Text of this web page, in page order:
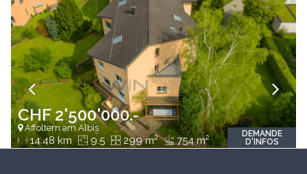
CHF 2'500'000.-
Affoltern am Albis
14.48 km 9.5 299 m2 754 m2
DEMANDE
D'INFOS